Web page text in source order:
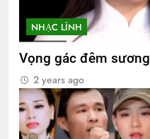
NHẠC LÍNH
Vọng gác đêm sương
2 years ago